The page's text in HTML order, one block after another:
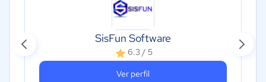
SisFun Software
6.3 / 5
Ver perfil